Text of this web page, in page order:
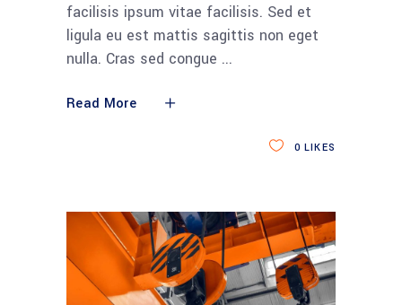
facilisis ipsum vitae facilisis. Sed et
ligula eu est mattis sagittis non eget
nulla. Cras sed congue
Read More
0 LIKES